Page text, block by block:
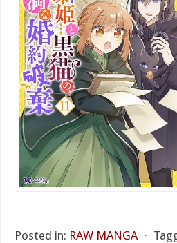
Posted in: RAW MANGA ⋅